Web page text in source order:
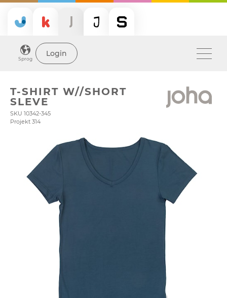
Sprog
Login
T-SHIRT W//SHORT
SLEVE
SKU 10342-345
Projekt 314